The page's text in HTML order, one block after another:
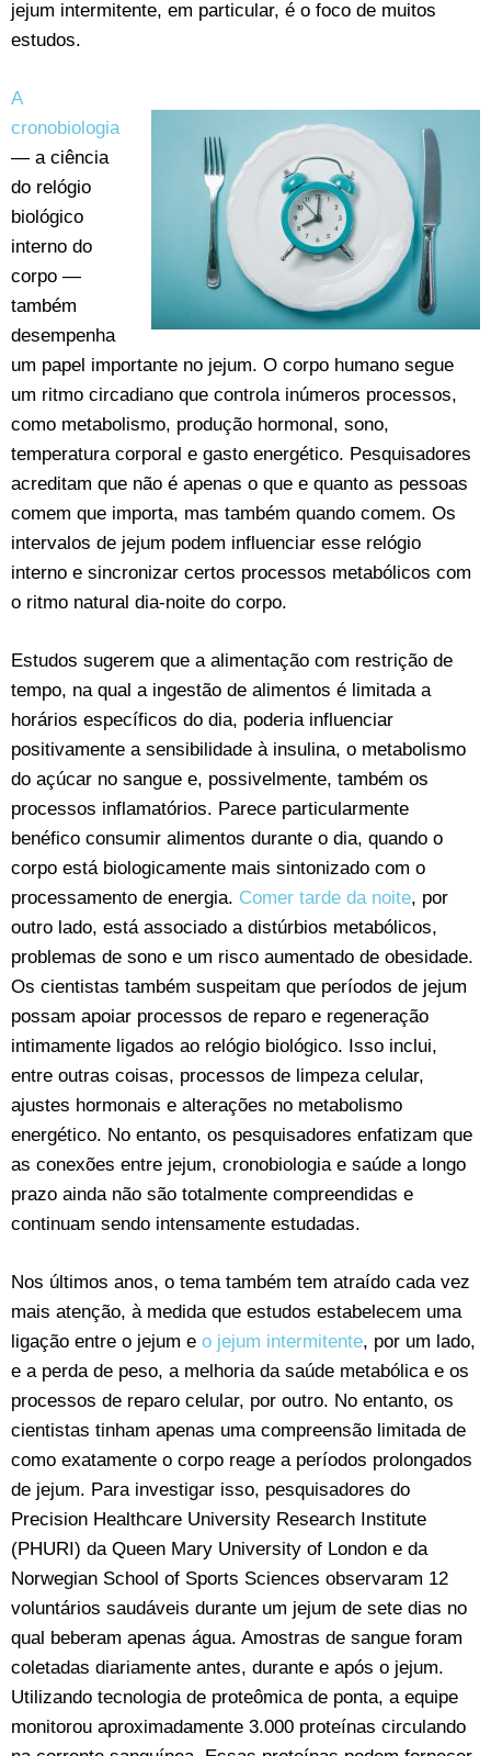
jejum intermitente, em particular, é o foco de muitos
estudos.
A
cronobiologia
— a ciência
do relógio
biológico
interno do
corpo —
também
desempenha
um papel importante no jejum. O corpo humano segue
um ritmo circadiano que controla inúmeros processos,
como metabolismo, produção hormonal, sono,
temperatura corporal e gasto energético. Pesquisadores
acreditam que não é apenas o que e quanto as pessoas
comem que importa, mas também quando comem. Os
intervalos de jejum podem influenciar esse relógio
interno e sincronizar certos processos metabólicos com
o ritmo natural dia-noite do corpo.
Estudos sugerem que a alimentação com restrição de
tempo, na qual a ingestão de alimentos é limitada a
horários específicos do dia, poderia influenciar
positivamente a sensibilidade à insulina, o metabolismo
do açúcar no sangue e, possivelmente, também os
processos inflamatórios. Parece particularmente
benéfico consumir alimentos durante o dia, quando o
corpo está biologicamente mais sintonizado com o
processamento de energia. Comer tarde da noite, por
outro lado, está associado a distúrbios metabólicos,
problemas de sono e um risco aumentado de obesidade.
Os cientistas também suspeitam que períodos de jejum
possam apoiar processos de reparo e regeneração
intimamente ligados ao relógio biológico. Isso inclui,
entre outras coisas, processos de limpeza celular,
ajustes hormonais e alterações no metabolismo
energético. No entanto, os pesquisadores enfatizam que
as conexões entre jejum, cronobiologia e saúde a longo
prazo ainda não são totalmente compreendidas e
continuam sendo intensamente estudadas.
Nos últimos anos, o tema também tem atraído cada vez
mais atenção, à medida que estudos estabelecem uma
ligação entre o jejum e o jejum intermitente, por um lado,
e a perda de peso, a melhoria da saúde metabólica e os
processos de reparo celular, por outro. No entanto, os
cientistas tinham apenas uma compreensão limitada de
como exatamente o corpo reage a períodos prolongados
de jejum. Para investigar isso, pesquisadores do
Precision Healthcare University Research Institute
(PHURI) da Queen Mary University of London e da
Norwegian School of Sports Sciences observaram 12
voluntários saudáveis durante um jejum de sete dias no
qual beberam apenas água. Amostras de sangue foram
coletadas diariamente antes, durante e após o jejum.
Utilizando tecnologia de proteômica de ponta, a equipe
monitorou aproximadamente 3.000 proteínas circulando